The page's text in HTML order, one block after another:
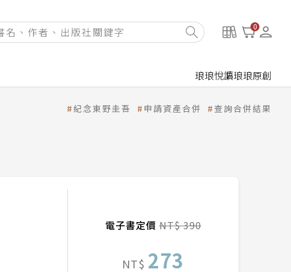
0
琅琅悅讀琅琅原創
紀念東野圭吾 申請資產合併 查詢合併結果
電子書定價NT$ 390
NT$ 273